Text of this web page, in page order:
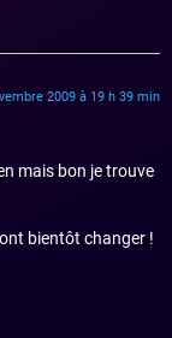
2009 à 19 h 39 min
mais bon je trouve
bientôt changer !